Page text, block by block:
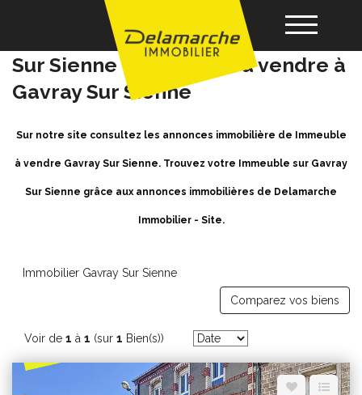
Acheter
Vendre
Espace client Nous contacter
Achat / Vente Immeuble Gavray
Sur Sienne - Immeuble a vendre à
Gavray Sur Sienne
Sur notre site consultez les annonces immobilière de Immeuble
à vendre Gavray Sur Sienne. Trouvez votre Immeuble sur Gavray
Sur Sienne grâce aux annonces immobilières de Delamarche
Immobilier - Site.
Immobilier Gavray Sur Sienne
Comparez vos biens
Voir de 1 à 1 (sur 1 Bien(s))